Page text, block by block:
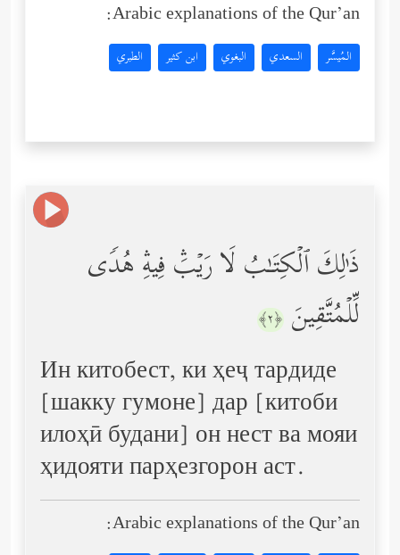
Arabic explanations of the Qur’an:
المُيسَّر السعدي البغوي ابن كثير الطبري
ذَ ٰ⁠لِكَ ٱلۡكِتَـٰبُ لَا رَیۡبَۛ فِیهِۛ هُدࣰى
لِّلۡمُتَّقِینَ ﴿٢﴾
Ин китобест, ки ҳеҷ тардиде
[шакку гумоне] дар [китоби
илоҳӣ будани] он нест ва мояи
ҳидояти парҳезгорон аст.
Arabic explanations of the Qur’an: